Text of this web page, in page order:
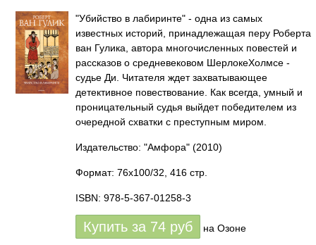
"Убийство в лабиринте" - одна из самых
известных историй, принадлежащая перу Роберта
ван Гулика, автора многочисленных повестей и
рассказов о средневековом ШерлокеХолмсе -
судье Ди. Читателя ждет захватывающее
детективное повествование. Как всегда, умный и
проницательный судья выйдет победителем из
очередной схватки с преступным миром.
Издательство: "Амфора" (2010)
Формат: 76x100/32, 416 стр.
ISBN: 978-5-367-01258-3
Купить за 74 руб на Озоне